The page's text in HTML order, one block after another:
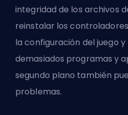
integridad de los archivos
reinstalar los
la configuración del juego y
demasiados programas y
segundo plano también
problemas.